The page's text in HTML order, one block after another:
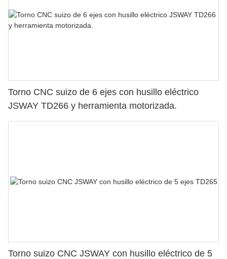
Torno CNC suizo de 6 ejes con husillo eléctrico
JSWAY TD266 y herramienta motorizada.
Torno suizo CNC JSWAY con husillo eléctrico de 5